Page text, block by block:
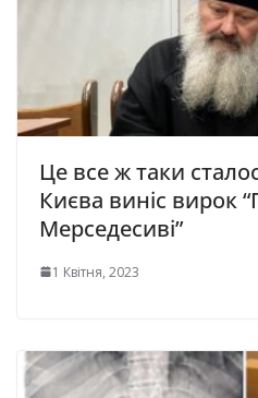
Це все ж таки
Києва виніс вирок
Мерседесиві”
1 Квітня, 2023